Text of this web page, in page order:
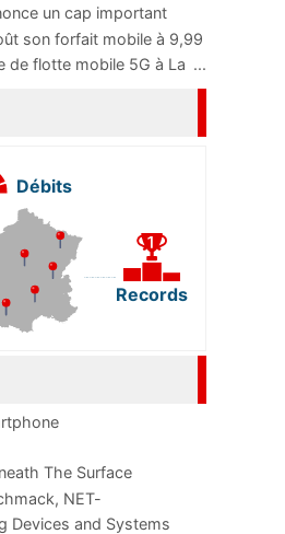
un cap important
...
son forfait mobile à 9,99
de flotte mobile 5G à La ...
Débits
Records
The Surface
NET-
im
Devices and Systems